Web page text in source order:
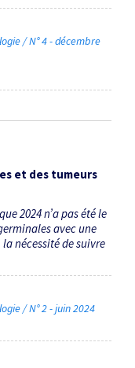
/ N° 4 - décembre
et des tumeurs
2024 n’a pas été le
avec une
nécessité de suivre
/ N° 2 - juin 2024